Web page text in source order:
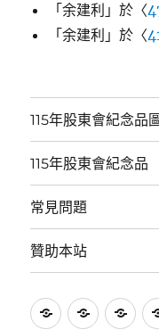
「余建利 」於〈
「余建利 」於〈
115年股東會紀念品
115年股東會紀念品
常見問題
贊助本站
115
115
常